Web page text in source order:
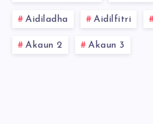
Aidiladha Aidilfitri
Akaun 2 Akaun 3